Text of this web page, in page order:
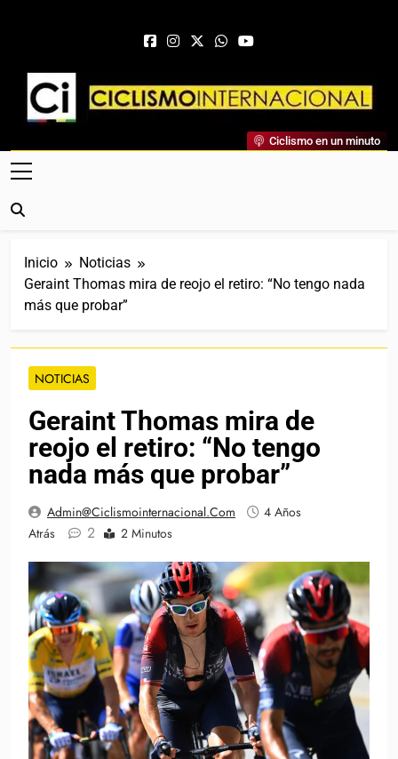
Ciclismo Internacional
Web Dedicada Al Ciclismo Mundial. Entrevistas, Análisis,
Crónicas, Previas Y Más. La Web Ciclista De Referencia.
Ciclismo en un minuto
Inicio
Noticias
Geraint Thomas mira de reojo el retiro: “No tengo nada
más que probar”
NOTICIAS
Geraint Thomas mira de
reojo el retiro: “No tengo
nada más que probar”
Admin@ciclismointernacional.com
4 Años
Atrás
2 2 Minutos